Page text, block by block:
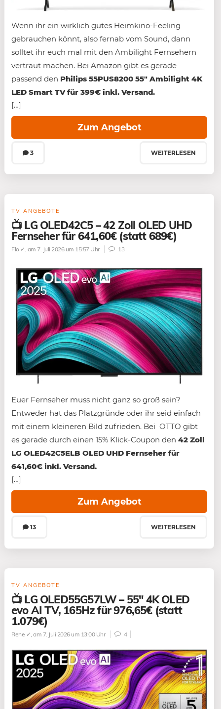
Wenn ihr ein wirklich gutes Heimkino-Feeling
gebrauchen könnt, also fernab vom Sound, dann
solltet ihr euch mal mit den Ambilight Fernsehern
vertraut machen. Bei Amazon gibt es gerade
passend den Philips 55PUS8200 55″ Ambilight 4K
LED Smart TV für 399€ inkl. Versand.
[…]
3
Zum Angebot
WEITERLESEN
TV ANGEBOTE
📺 LG OLED42C5 – 42 Zoll OLED UHD
Fernseher für 641,60€ (statt 689€)
Flo ✓ , am 7. Juli 2026 um 15:57 Uhr 13
Euer Fernseher muss nicht ganz so groß sein?
Entweder hat das Platzgründe oder ihr seid einfach
mit einem kleineren Bild zufrieden. Bei OTTO gibt
es gerade durch einen 15% Klick-Coupon den 42 Zoll
LG OLED42C5ELB OLED UHD Fernseher für
641,60€ inkl. Versand.
[…]
13
Zum Angebot
WEITERLESEN
TV ANGEBOTE
📺 LG OLED55G57LW – 55″ 4K OLED
evo AI TV, 165Hz für 976,65€ (statt
1.079€)
Rene ✓ , am 7. Juli 2026 um 13:00 Uhr 4